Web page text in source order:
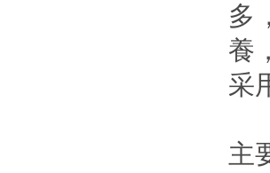
多
養
采
主